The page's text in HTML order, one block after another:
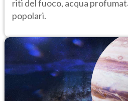
riti del fuoco, acqua
popolari.